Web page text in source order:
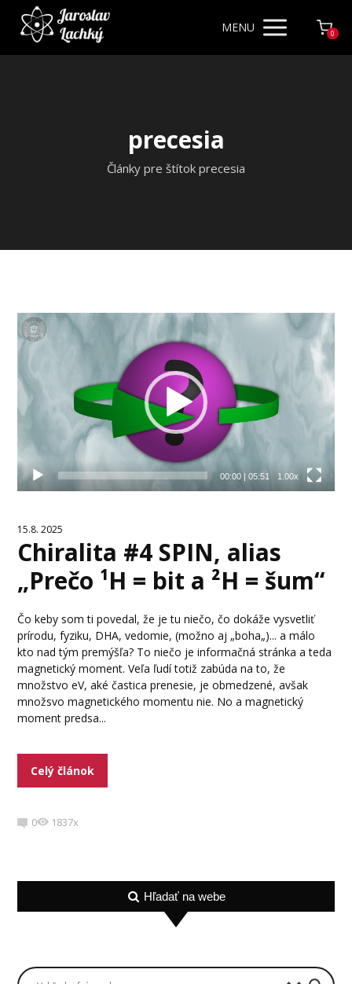
MENU 0
precesia
Články pre štítok precesia
Video
prehrávač
00:00| 05:51 1.00x
15.8. 2025
Chiralita #4 SPIN, alias
„Prečo ¹H = bit a ²H = šum“
Čo keby som ti povedal, že je tu niečo, čo dokáže vysvetliť
prírodu, fyziku, DHA, vedomie, (možno aj „boha„)... a málo
kto nad tým premýšľa? To niečo je informačná stránka a teda
magnetický moment. Veľa ľudí totiž zabúda na to, že
množstvo eV, aké častica prenesie, je obmedzené, avšak
množsvo magnetického momentu nie. No a magnetický
moment predsa...
Celý článok
0 1837x
Hľadať na webe